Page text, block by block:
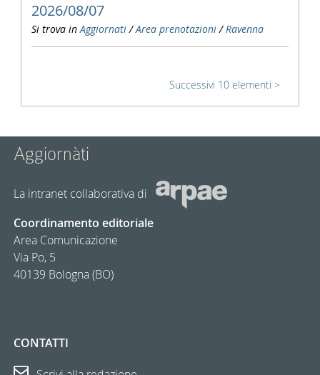
2026/08/07
Si trova in Aggiornati /Area prenotazioni /Ravenna
Successivi 10 elementi
Aggiornàti
La intranet collaborativa di
Coordinamento editoriale
Area Comunicazione
Via Po, 5
40139 Bologna (BO)
CONTATTI